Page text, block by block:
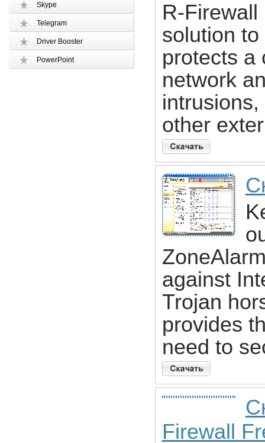
Skype
Telegram
Driver Booster
PowerPoint
R-
solution
protects a
network
other
against
Trojan
provides
need to
Firewall